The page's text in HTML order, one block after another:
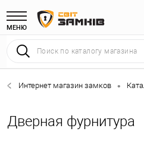
МЕНЮ
Интернет магазин замков •
Дверная фурнитура